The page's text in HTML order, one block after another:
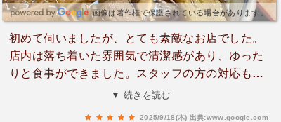
画像は著作権で保護されている場合があります。
初めて伺いましたが、とても素敵なお店でした。
店内は落ち着いた雰囲気で清潔感があり、ゆった
りと食事ができました。スタッフの方の対応もと
ても丁寧で、初めてでも安心して利用できまし
▼ 続きを読む
2025/9/18(木) 出典:www.google.com